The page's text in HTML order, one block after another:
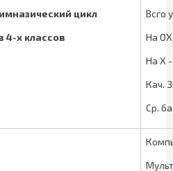
цикл
4-х классов
Всго
На
На Х
Кач.
Ср.